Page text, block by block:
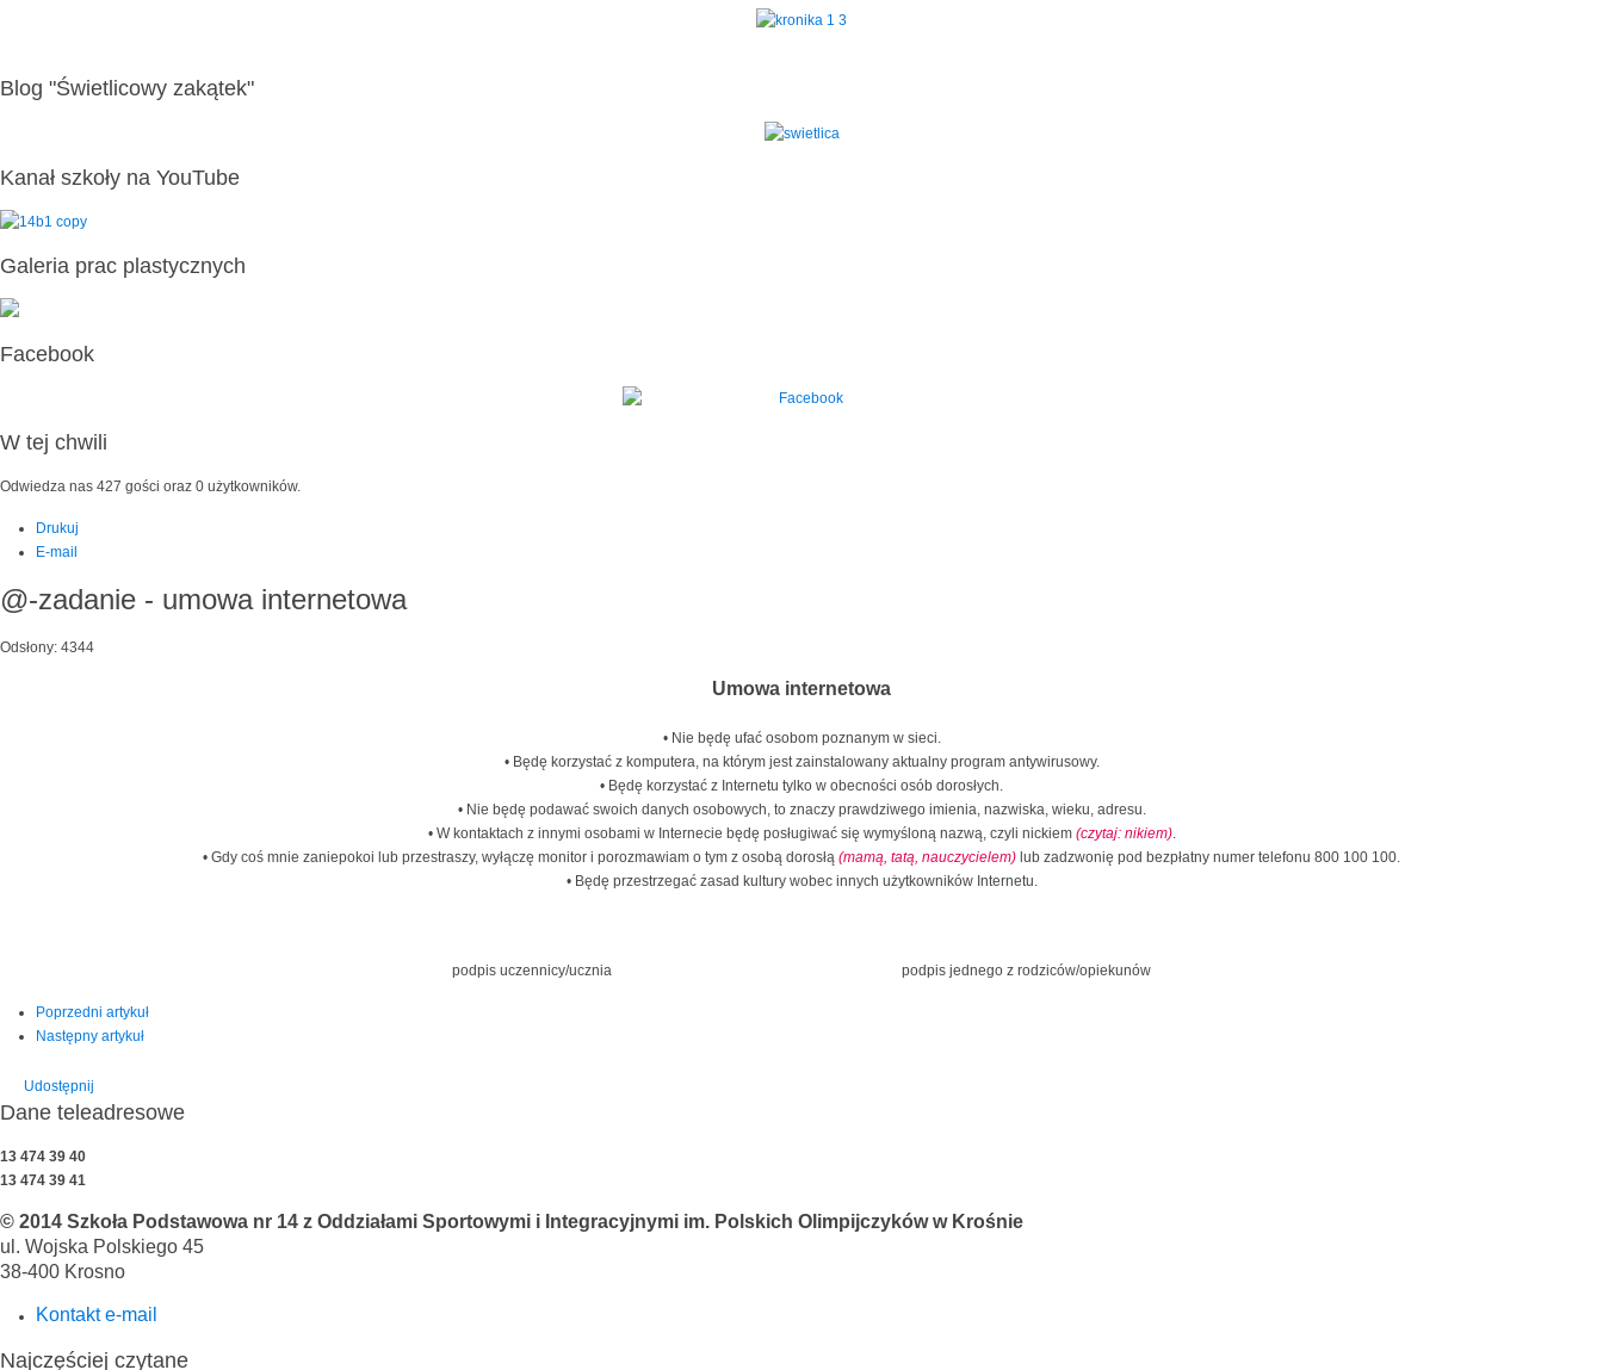
Blog "Świetlicowy zakątek"
Kanał szkoły na YouTube
Galeria prac plastycznych
Facebook
W tej chwili
Odwiedza nas 427 gości oraz 0 użytkowników.
Drukuj
E-mail
@-zadanie - umowa internetowa
Odsłony: 4344
Umowa internetowa
• Nie będę ufać osobom poznanym w sieci.
• Będę korzystać z komputera, na którym jest zainstalowany aktualny program antywirusowy.
• Będę korzystać z Internetu tylko w obecności osób dorosłych.
• Nie będę podawać swoich danych osobowych, to znaczy prawdziwego imienia, nazwiska, wieku, adresu.
• W kontaktach z innymi osobami w Internecie będę posługiwać się wymyśloną nazwą, czyli nickiem (czytaj: nikiem).
• Gdy coś mnie zaniepokoi lub przestraszy, wyłączę monitor i porozmawiam o tym z osobą dorosłą (mamą, tatą, nauczycielem) lub zadzwonię pod bezpłatny numer telefonu 800 100 100.
• Będę przestrzegać zasad kultury wobec innych użytkowników Internetu.
podpis uczennicy/ucznia podpis jednego z rodziców/opiekunów
Poprzedni artykuł
Następny artykuł
Udostępnij
Dane teleadresowe
13 474 39 40
13 474 39 41
© 2014 Szkoła Podstawowa nr 14 z Oddziałami Sportowymi i Integracyjnymi im. Polskich Olimpijczyków w Krośnie
ul. Wojska Polskiego 45
38-400 Krosno
Kontakt e-mail
Najczęściej czytane